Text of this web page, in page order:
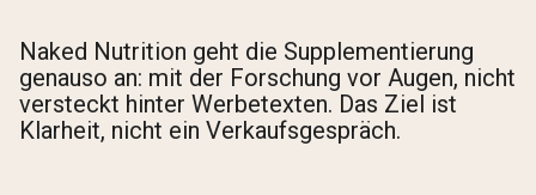
Naked Nutrition geht die Supplementierung
genauso an: mit der Forschung vor Augen, nicht
versteckt hinter Werbetexten. Das Ziel ist
Klarheit, nicht ein Verkaufsgespräch.